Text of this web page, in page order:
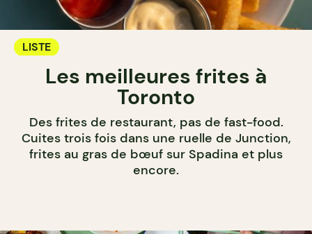
LISTE
Les meilleures frites à
Toronto
Des frites de restaurant, pas de fast-food.
Cuites trois fois dans une ruelle de Junction,
frites au gras de bœuf sur Spadina et plus
encore.